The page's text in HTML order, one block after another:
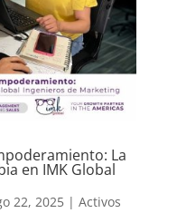
La
en IMK Global
22, 2025| Activos